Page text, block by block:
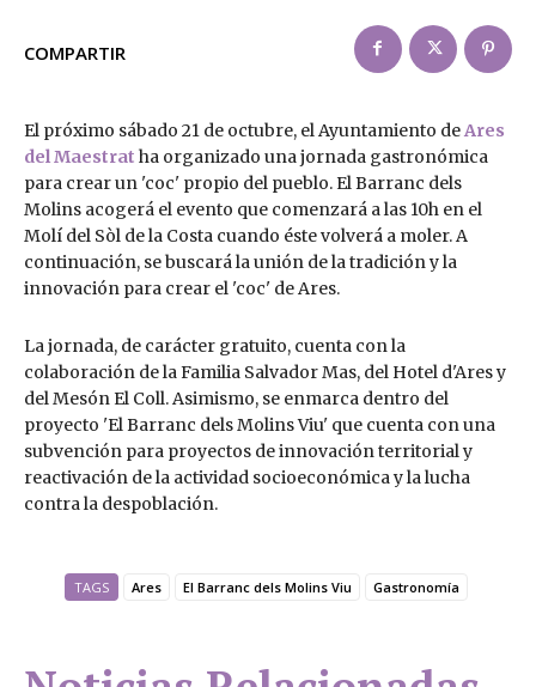
COMPARTIR
El próximo sábado 21 de octubre, el Ayuntamiento deAres
del Maestrat ha organizado una jornada gastronómica
para crear un 'coc' propio del pueblo. El Barranc dels
Molins acogerá el evento que comenzará a las 10h en el
Molí del Sòl de la Costa cuando éste volverá a moler. A
continuación, se buscará la unión de la tradición y la
innovación para crear el 'coc' de Ares.
La jornada, de carácter gratuito, cuenta con la
colaboración de la Familia Salvador Mas, del Hotel d'Ares y
del Mesón El Coll. Asimismo, se enmarca dentro del
proyecto 'El Barranc dels Molins Viu' que cuenta con una
subvención para proyectos de innovación territorial y
reactivación de la actividad socioeconómica y la lucha
contra la despoblación.
TAGS Ares El Barranc dels Molins Viu Gastronomía